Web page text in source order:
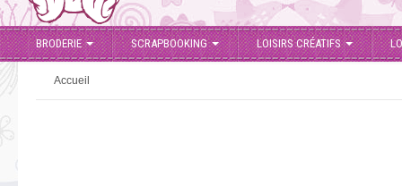
BRODERIE SCRAPBOOKING LOISIRS CRÉATIFS
Accueil